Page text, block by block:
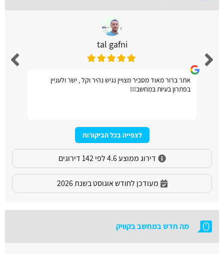
tal gafni
אתר ברור מאוד מסביר מצויין נגיש נהיר וקל , ישר ולעניין
בפתרון בעיות במחשב!!!
לצפייה בכל הביקורות
דירוג ממוצע 4.6 לפי 142 דירוגים
מעודכן לחודש אוגוסט בשנת 2026
מה חדש במחשב בקוויק